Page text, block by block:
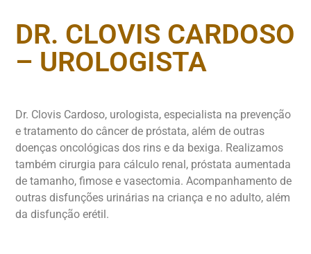
DR. CLOVIS CARDOSO
– UROLOGISTA
Dr. Clovis Cardoso, urologista, especialista na prevenção
e tratamento do câncer de próstata, além de outras
doenças oncológicas dos rins e da bexiga. Realizamos
também cirurgia para cálculo renal, próstata aumentada
de tamanho, fimose e vasectomia. Acompanhamento de
outras disfunções urinárias na criança e no adulto, além
da disfunção erétil.